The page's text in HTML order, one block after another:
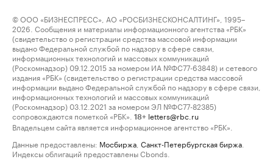
© ООО «БИЗНЕСПРЕСС», АО «РОСБИЗНЕСКОНСАЛТИНГ», 1995–
2026. Сообщения и материалы информационного агентства «РБК»
(свидетельство о регистрации средства массовой информации
выдано Федеральной службой по надзору в сфере связи,
информационных технологий и массовых коммуникаций
(Роскомнадзор) 09.12.2015 за номером ИА №ФС77-63848) и сетевого
издания «РБК» (свидетельство о регистрации средства массовой
информации выдано Федеральной службой по надзору в сфере связи,
информационных технологий и массовых коммуникаций
(Роскомнадзор) 03.12.2021 за номером ЭЛ №ФС77-82385)
сопровождаются пометкой «РБК».
18+ letters@rbc.ru
Владельцем сайта является информационное агентство «РБК».
Данные предоставлены: Мосбиржа Санкт-Петербургская биржа
Индексы облигаций предоставлены Cbonds.